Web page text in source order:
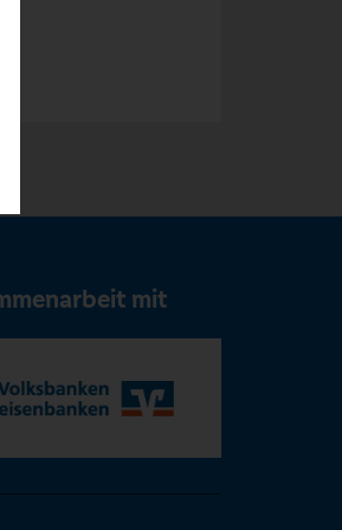
mit